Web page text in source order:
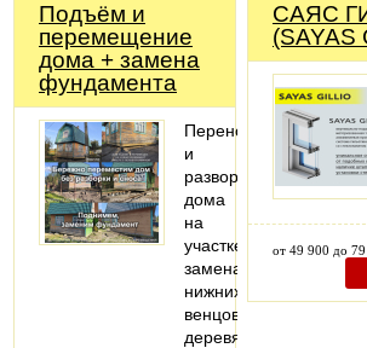
Подъём и
перемещение
дома + замена
фундамента
Перенос
и
разворот
дома
на
участке,
замена
нижних
венцов
деревянного
САЯС
(SAYAS
от 49 900 до